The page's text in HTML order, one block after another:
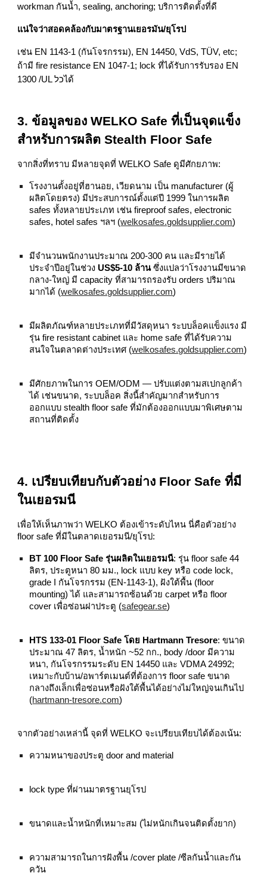
workman กันน้ำ, sealing, anchoring; บริการติดตั้งที่ดี
แน่ใจว่าสอดคล้องกับมาตรฐานเยอรมัน/ยุโรป
เช่น EN 1143‑1 (กันโจรกรรม), EN 14450, VdS, TÜV, etc;
ถ้ามี fire resistance EN 1047‑1; lock ที่ได้รับการรับรอง EN
1300 /UL כלได้
3. ข้อมูลของ WELKO Safe ที่เป็นจุดแข็ง
สำหรับการผลิต Stealth Floor Safe
จากสิ่งที่ทราบ มีหลายจุดที่ WELKO Safe ดูมีศักยภาพ:
โรงงานตั้งอยู่ที่ฮานอย, เวียดนาม เป็น manufacturer (ผู้
ผลิตโดยตรง) มีประสบการณ์ตั้งแต่ปี 1999 ในการผลิต
safes ทั้งหลายประเภท เช่น fireproof safes, electronic
safes, hotel safes ฯลฯ (welkosafes.goldsupplier.com)
มีจำนวนพนักงานประมาณ 200‑300 คน และมีรายได้
ประจำปีอยู่ในช่วงUS$5‑10 ล้านซึ่งแปลว่าโรงงานมีขนาด
กลาง‑ใหญ่ มี capacity ที่สามารถรองรับ orders ปริมาณ
มากได้ (welkosafes.goldsupplier.com)
มีผลิตภัณฑ์หลายประเภทที่มีวัสดุหนา ระบบล็อคแข็งแรง มี
รุ่น fire resistant cabinet และ home safe ที่ได้รับความ
สนใจในตลาดต่างประเทศ (welkosafes.goldsupplier.com)
มีศักยภาพในการ OEM/ODM — ปรับแต่งตามสเปกลูกค้า
ได้ เช่นขนาด, ระบบล็อค สิ่งนี้สำคัญมากสำหรับการ
ออกแบบ stealth floor safe ที่มักต้องออกแบบมาพิเศษตาม
สถานที่ติดตั้ง
4. เปรียบเทียบกับตัวอย่าง Floor Safe ที่มี
ในเยอรมนี
เพื่อให้เห็นภาพว่า WELKO ต้องเข้าระดับไหน นี่คือตัวอย่าง
floor safe ที่มีในตลาดเยอรมนี/ยุโรป:
BT 100 Floor Safe รุ่นผลิตในเยอรมนี: รุ่น floor safe 44
ลิตร, ประตูหนา 80 มม., lock แบบ key หรือ code lock,
grade I กันโจรกรรม (EN‑1143‑1), ฝังใต้พื้น (floor
mounting) ได้ และสามารถซ้อนด้วย carpet หรือ floor
cover เพื่อซ่อนฝาประตู (safegear.se)
HTS 133‑01 Floor Safe โดย Hartmann Tresore: ขนาด
ประมาณ 47 ลิตร, น้ำหนัก ~52 กก., body /door มีความ
หนา, กันโจรกรรมระดับ EN 14450 และ VDMA 24992;
เหมาะกับบ้าน/อพาร์ตเมนต์ที่ต้องการ floor safe ขนาด
กลางถึงเล็กเพื่อซ่อนหรือฝังใต้พื้นได้อย่างไม่ใหญ่จนเกินไป
(hartmann-tresore.com)
จากตัวอย่างเหล่านี้ จุดที่ WELKO จะเปรียบเทียบได้ต้องเน้น:
ความหนาของประตู door and material
lock type ที่ผ่านมาตรฐานยุโรป
ขนาดและน้ำหนักที่เหมาะสม (ไม่หนักเกินจนติดตั้งยาก)
ความสามารถในการฝังพื้น /cover plate /ซีลกันน้ำและกัน
ควัน